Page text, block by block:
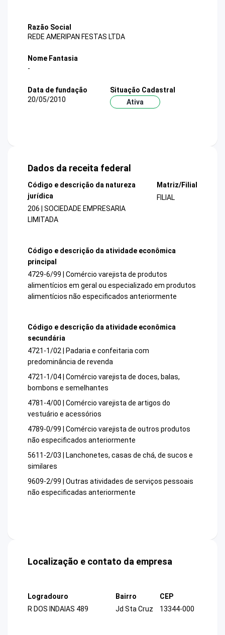
Razão Social
REDE AMERIPAN FESTAS LTDA
Nome Fantasia
-
Data de fundação
20/05/2010
Situação Cadastral
Ativa
Dados da receita federal
Código e descrição da natureza
jurídica
206 | SOCIEDADE EMPRESARIA
LIMITADA
Matriz/Filial
FILIAL
Código e descrição da atividade econômica
principal
4729-6/99 | Comércio varejista de produtos
alimentícios em geral ou especializado em produtos
alimentícios não especificados anteriormente
Código e descrição da atividade econômica
secundária
4721-1/02 | Padaria e confeitaria com
predominância de revenda
4721-1/04 | Comércio varejista de doces, balas,
bombons e semelhantes
4781-4/00 | Comércio varejista de artigos do
vestuário e acessórios
4789-0/99 | Comércio varejista de outros produtos
não especificados anteriormente
5611-2/03 | Lanchonetes, casas de chá, de sucos e
similares
9609-2/99 | Outras atividades de serviços pessoais
não especificadas anteriormente
Localização e contato da empresa
Logradouro
R DOS INDAIAS 489
Bairro
Jd Sta Cruz
CEP
13344-000